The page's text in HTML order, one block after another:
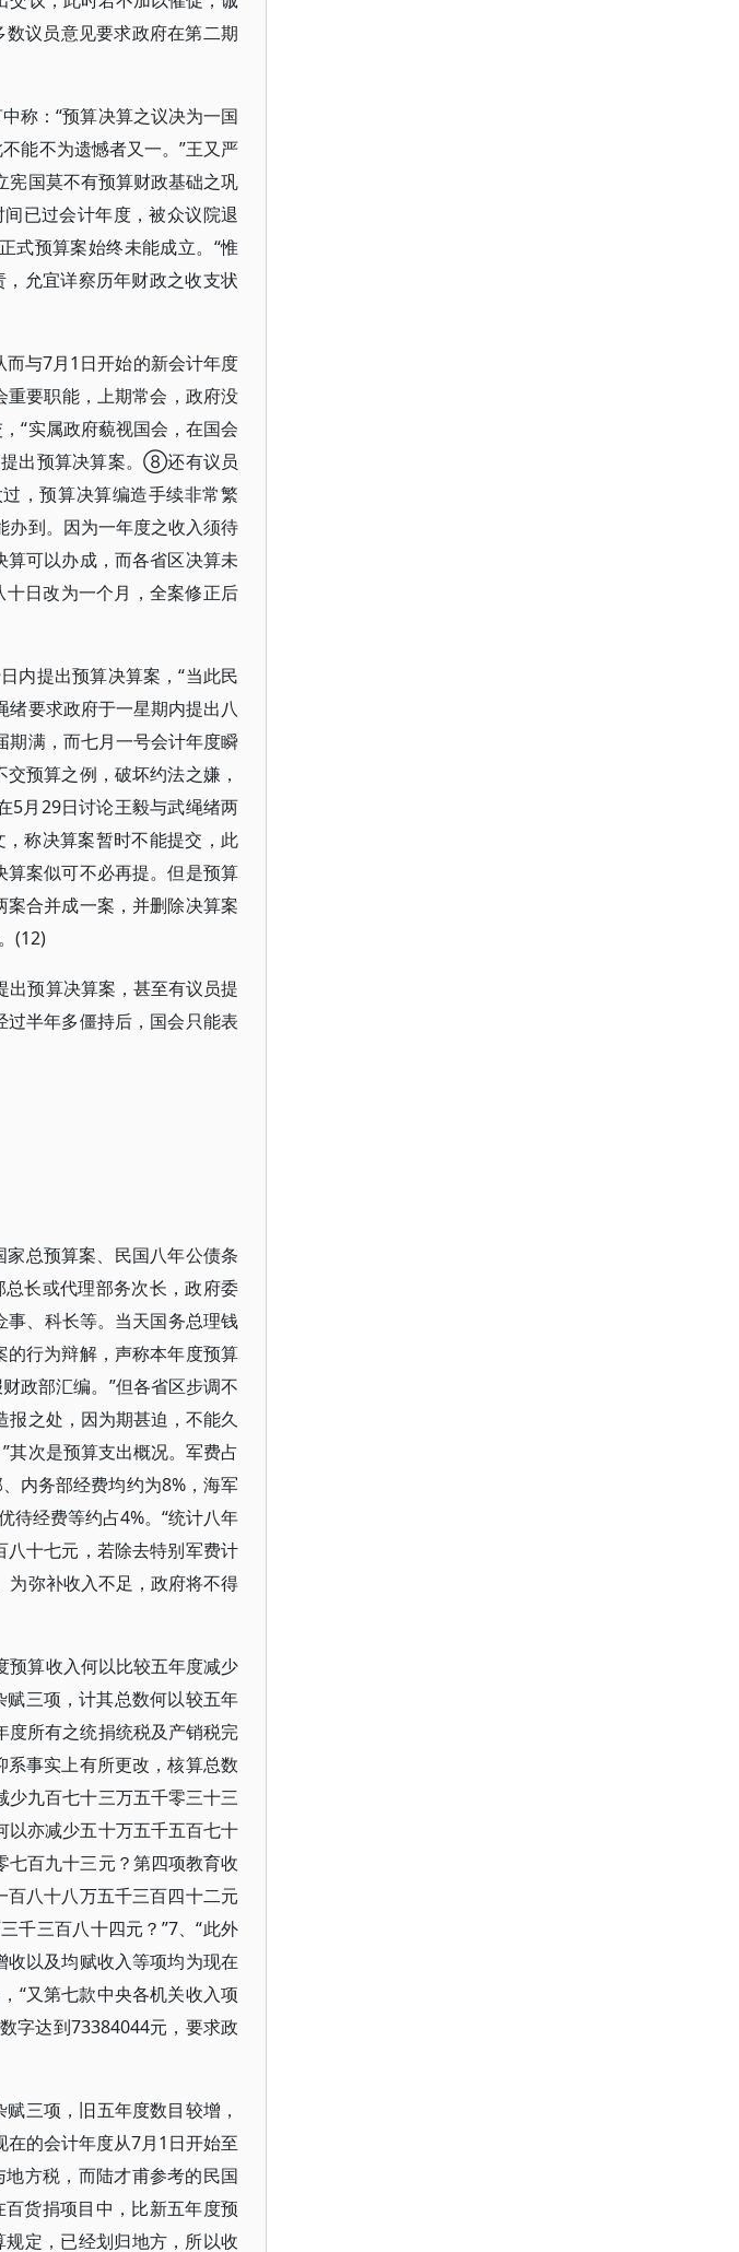
议员意见要求政府在第二期
称：“预算决算之议决为一国
能不为遗憾者又一。”王又严
宪国莫不有预算财政基础之巩
已过会计年度，被众议院退
式预算案始终未能成立。“惟
允宜详察历年财政之收支状
与7月1日开始的新会计年度
要职能，上期常会，政府没
“实属政府藐视国会，在国会
提出预算决算案。⑧还有议员
，预算决算编造手续非常繁
办到。因为一年度之收入须待
可以办成，而各省区决算未
日改为一个月，全案修正后
内提出预算决算案，“当此民
要求政府于一星期内提出八
期满，而七月一号会计年度瞬
预算之例，破坏约法之嫌，
5月29日讨论王毅与武绳绪两
称决算案暂时不能提交，此
案似可不必再提。但是预算
合并成一案，并删除决算案
(12)
出预算决算案，甚至有议员提
半年多僵持后，国会只能表
总预算案、民国八年公债条
长或代理部务次长，政府委
事、科长等。当天国务总理钱
行为辩解，声称本年度预算
政部汇编。”但各省区步调不
报之处，因为期甚迫，不能久
其次是预算支出概况。军费占
内务部经费均约为8%，海军
待经费等约占4%。“统计八年
十七元，若除去特别军费计
为弥补收入不足，政府将不得
预算收入何以比较五年度减少
赋三项，计其总数何以较五年
度所有之统捐统税及产销税完
事实上有所更改，核算总数
少九百七十三万五千零三十三
以亦减少五十万五千五百七十
七百九十三元？第四项教育收
八十八万五千三百四十二元
千三百八十四元？”7、“此外
以及均赋收入等项均为现在
“又第七款中央各机关收入项
字达到73384044元，要求政
三项，旧五年度数目较增，
的会计年度从7月1日开始至
方税，而陆才甫参考的民国
货捐项目中，比新五年度预
定，已经划归地方，所以收